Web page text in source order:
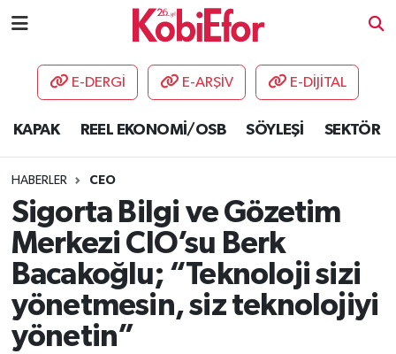
E-DERGİ E-ARŞİV E-DİJİTAL
KAPAK REEL EKONOMİ/OSB SÖYLEŞİ SEKTÖR
HABERLER CEO
Sigorta Bilgi ve Gözetim
Merkezi CIO’su Berk
Bacakoğlu; “Teknoloji sizi
yönetmesin, siz teknolojiyi
yönetin”
AKADEMİ
DESTEK-TEŞVİK
ETKİNLİK
GÜNCEL
HABERLER
KAPAK